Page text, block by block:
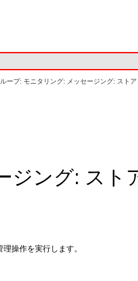
ープ: モニタリング: メッセージング: スト
ジング: スト
操作を実行します。